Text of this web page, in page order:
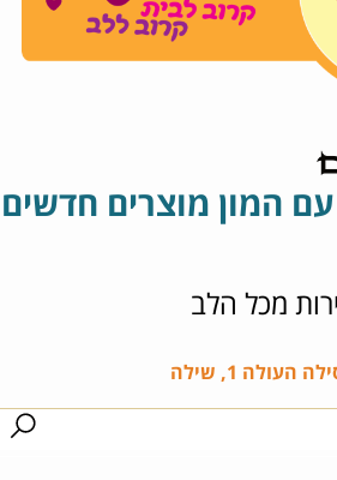
המון מוצרים חדשים
מכל הלב
1, שילה